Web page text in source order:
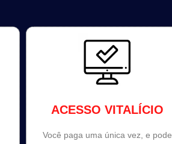
ACESSO VITALÍCIO
Você paga uma única vez, e pode